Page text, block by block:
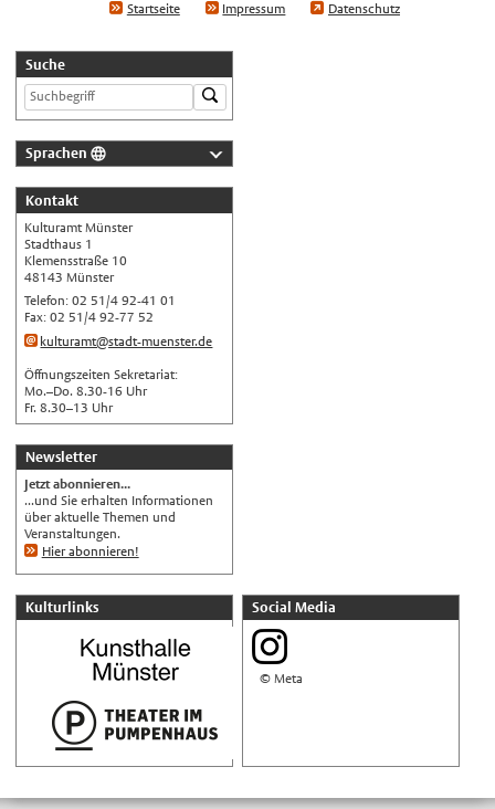
Startseite Impressum Datenschutz
Suche
Sprachen
Nederlands
English
Українська
Türkçe
اللغة العربية
Français
Español
Русский
中文
Automatische Übersetzung, ohne
Gewähr auf Richtigkeit.
Kontakt
Kulturamt Münster
Stadthaus 1
Klemensstraße 10
48143 Münster
Telefon: 02 51/4 92-41 01
Fax: 02 51/4 92-77 52
kulturamt@stadt-muenster.de
Öffnungszeiten Sekretariat:
Mo.–Do. 8.30-16 Uhr
Fr. 8.30–13 Uhr
Newsletter
Jetzt abonnieren...
...und Sie erhalten Informationen
über aktuelle Themen und
Veranstaltungen.
Hier abonnieren!
Kulturlinks Social Media
© Meta